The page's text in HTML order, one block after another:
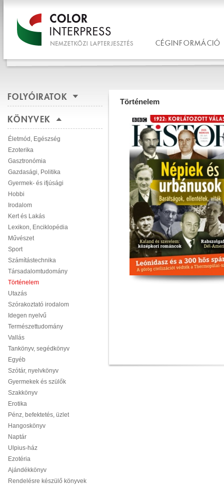
CÉGINFORMÁCIÓ
FOLYÓIRATOK
KÖNYVEK
Életmód, Egészség
Ezoterika
Gasztronómia
Gazdasági, Politika
Gyermek- és ifjúsági
Hobbi
Irodalom
Kert és Lakás
Lexikon, Enciklopédia
Művészet
Sport
Számítástechnika
Társadalomtudomány
Történelem
Utazás
Szórakoztató irodalom
Idegen nyelvű
Természettudomány
Vallás
Tankönyv, segédkönyv
Egyéb
Szótár, nyelvkönyv
Gyermekek és szülők
Szakkönyv
Erotika
Pénz, befektetés, üzlet
Hangoskönyv
Naptár
Ulpius-ház
Ezotéria
Ajándékkönyv
Rendelésre készülő könyvek
Történelem